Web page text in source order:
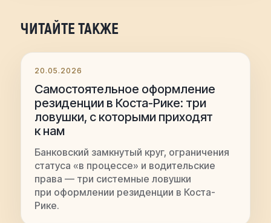
ЧИТАЙТЕ ТАКЖЕ
20.05.2026
Самостоятельное оформление
резиденции в Коста-Рике: три
ловушки, с которыми приходят
к нам
Банковский замкнутый круг, ограничения
статуса «в процессе» и водительские
права — три системные ловушки
при оформлении резиденции в Коста-
Рике.